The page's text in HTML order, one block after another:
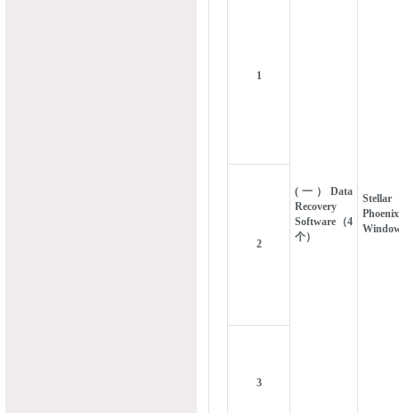
1
(一）Data
Recovery
Software（4
个）
Stellar
Phoenix
2
3